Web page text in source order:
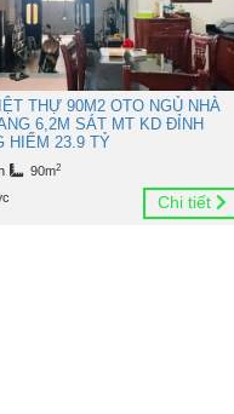
THỰ 90M2 OTO NGỦ NHÀ
6,2M SÁT MT KD ĐỈNH
HIẾM 23.9 TỶ
90m2
Chi tiết